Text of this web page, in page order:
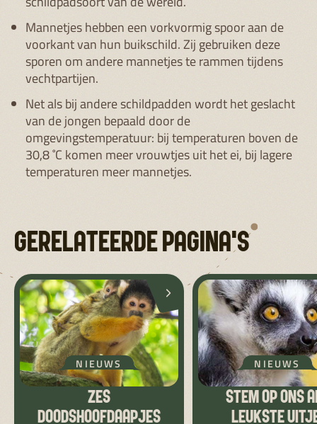
Mannetjes hebben een vorkvormig spoor aan de
voorkant van hun buikschild. Zij gebruiken deze
sporen om andere mannetjes te rammen tijdens
vechtpartijen.
Net als bij andere schildpadden wordt het geslacht
van de jongen bepaald door de
omgevingstemperatuur: bij temperaturen boven de
30,8 ˚C komen meer vrouwtjes uit het ei, bij lagere
temperaturen meer mannetjes.
GERELATEERDE PAGINA'S
NIEUWS
ZES
DOODSHOOFDAAPJES
NIEUWS
STEM OP ONS
LEUKSTE